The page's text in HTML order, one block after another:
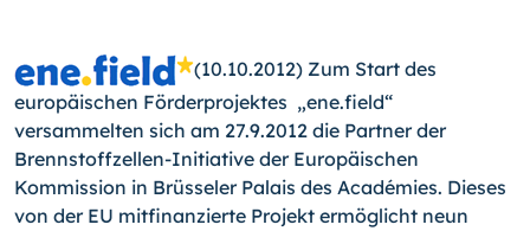
(10.10.2012) Zum Start des
europäischen Förderprojektes „ene.field“
versammelten sich am 27.9.2012 die Partner der
Brennstoffzellen-Initiative der Europäischen
Kommission in Brüsseler Palais des Aca­démies. Dieses
von der EU mitfinanzierte Projekt ermöglicht neun